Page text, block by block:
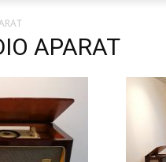
APARAT